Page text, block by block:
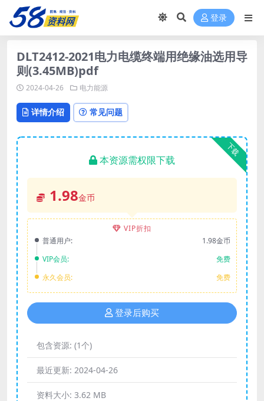
登录
DLT2412-2021电力电缆终端用绝缘油选用导
则(3.45MB)pdf
2024-04-26 电力能源
详情介绍 常见问题
下载
本资源需权限下载
1.98金币
VIP折扣
普通用户:
1.98金币
VIP会员:
免费
永久会员:
免费
登录后购买
包含资源: (1个)
最近更新: 2024-04-26
资料大小: 3.62 MB